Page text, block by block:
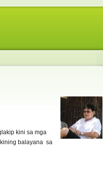
kini sa mga
balayana sa